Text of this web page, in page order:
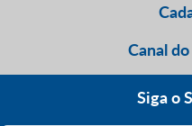
Canal
Siga o